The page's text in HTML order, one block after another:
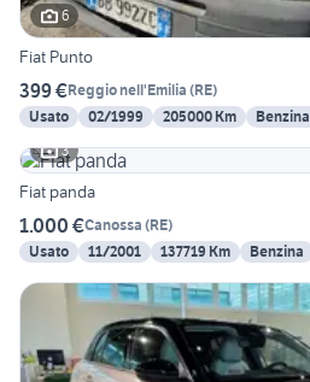
6
Fiat Punto
399 €Reggio nell'Emilia (RE)
Usato
02/1999 205000 Km Benzina
3
Fiat panda
1.000 €Canossa (RE)
Usato
11/2001 137719 Km Benzina